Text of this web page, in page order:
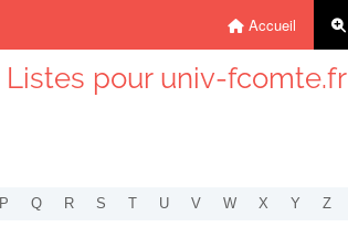
Accueil
Listes pour univ-fcomte.fr
P Q R S T U V W X Y Z